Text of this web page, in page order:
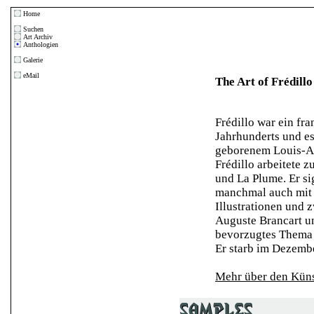
Home
Suchen
Art Archiv
Anthologien
Galerie
eMail
The Art of Frédillo
Frédillo war ein
Jahrhunderts und
geborenem Louis-
Frédillo arbeitete
und La Plume. Er
manchmal auch
Illustrationen und
Auguste Brancart
bevorzugtes
Er starb im
Mehr über den